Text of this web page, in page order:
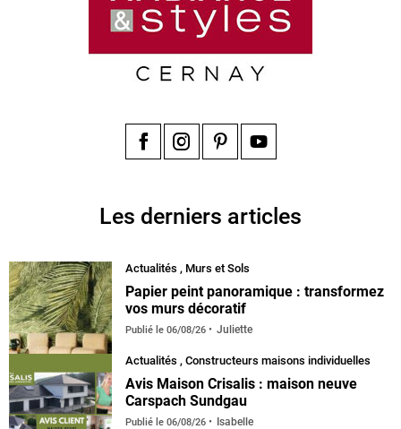
Les derniers articles
Actualités , Murs et Sols
Papier peint panoramique : transformez
vos murs décoratif
Publié le 06/08/26 Juliette
Actualités , Constructeurs maisons individuelles
Avis Maison Crisalis : maison neuve
Carspach Sundgau
Publié le 06/08/26 Isabelle